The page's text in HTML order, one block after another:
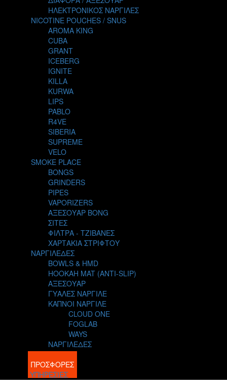
THE ALCHEMIST
THE SMOKER'S CLUB
TIKI MAHU
TWIST
VGOD
WILD ZOO
YETI
ΗΛΕΚΤΡΟΝΙΚΟΣ ΝΑΡΓΙΛΕΣ
NICOTINE POUCHES / SNUS
AROMA KING
CUBA
GRANT
ICEBERG
IGNITE
KILLA
KURWA
LIPS
PABLO
R4VE
SIBERIA
SUPREME
VELO
SMOKE PLACE
BONGS
GRINDERS
PIPES
VAPORIZERS
ΑΞΕΣΟΥΑΡ BONG
ΣΙΤΕΣ
ΦΙΛΤΡΑ - ΤΖΙΒΑΝΕΣ
ΧΑΡΤΑΚΙΑ ΣΤΡΙΦΤΟΥ
ΝΑΡΓΙΛΕΔΕΣ
BOWLS & HMD
HOOKAH MAT (ANTI-SLIP)
ΑΞΕΣΟΥΑΡ
ΓΥΑΛΕΣ ΝΑΡΓΙΛΕ
ΚΑΠΝΟΙ ΝΑΡΓΙΛΕ
CLOUD ONE
FOGLAB
WAYS
ΝΑΡΓΙΛΕΔΕΣ
BLOG
ΠΡΟΣΦΟΡΕΣ
ΥΠΗΡΕΣΙΕΣ